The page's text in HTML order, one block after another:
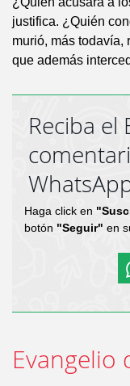
justifica. ¿Quién
murió, más todavía,
que además
Reciba el
Haga click en
botón "Seguir" en
Evangelio